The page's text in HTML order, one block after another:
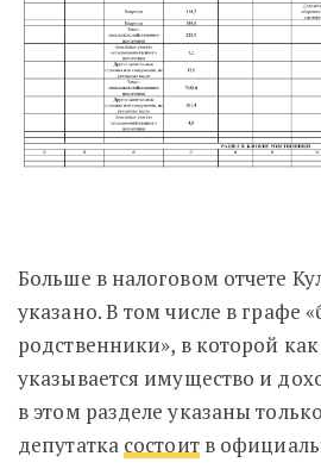
Больше в налоговом отчете
указано. В том числе в графе
родственники», в которой
указывается имущество и
в этом разделе указаны
депутатка состоитв